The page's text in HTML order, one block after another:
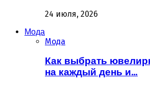
24 июля, 2026
Мода
Мода
Как выбрать
на каждый день и…